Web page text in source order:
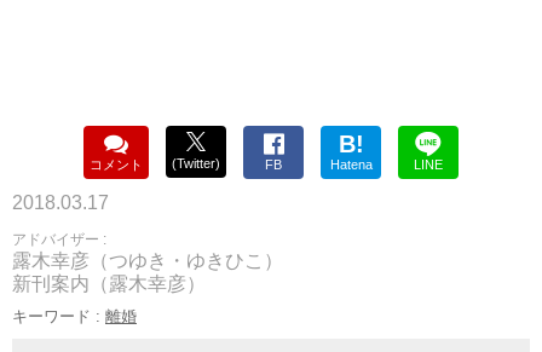
コメント (Twitter) FB
B!
Hatena LINE
2018.03.17
アドバイザー :
露木幸彦（つゆき・ゆきひこ）
新刊案内（露木幸彦）
キーワード : 離婚